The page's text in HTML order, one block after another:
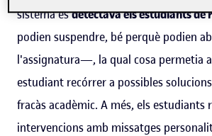
sistema esdetectava els estudiants de
podien suspendre, bé perquè podien
l'assignatura—, la qual cosa permetia
estudiant recórrer a possibles
fracàs acadèmic. A més, els estudiants
intervencions amb missatges